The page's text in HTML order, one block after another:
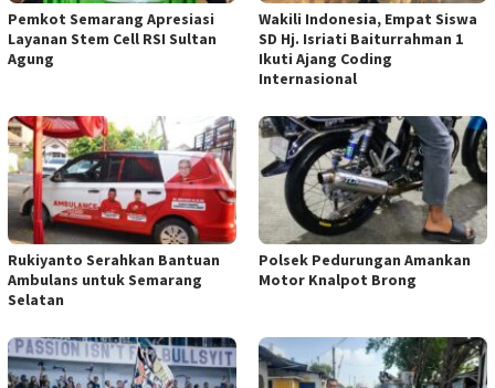
Pemkot Semarang Apresiasi
Layanan Stem Cell RSI Sultan
Agung
Wakili Indonesia, Empat Siswa
SD Hj. Isriati Baiturrahman 1
Ikuti Ajang Coding
Internasional
Rukiyanto Serahkan Bantuan
Ambulans untuk Semarang
Selatan
Polsek Pedurungan Amankan
Motor Knalpot Brong